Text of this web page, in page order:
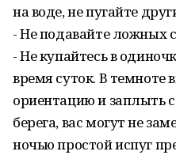
на воде, не пугайте
- Не подавайте ложных
- Не купайтесь в
время суток. В темноте
ориентацию и заплыть
берега, вас могут не
ночью простой испуг